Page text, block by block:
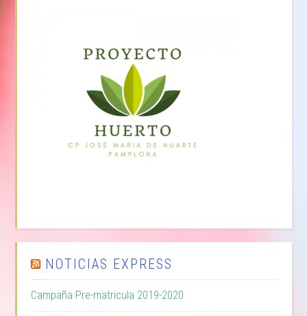
NOTICIAS EXPRESS
Campaña Pre-matricula 2019-2020